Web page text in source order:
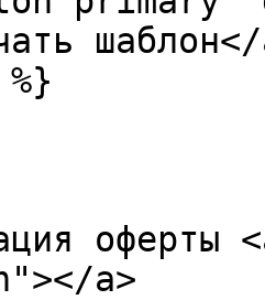
шаблон</
a>